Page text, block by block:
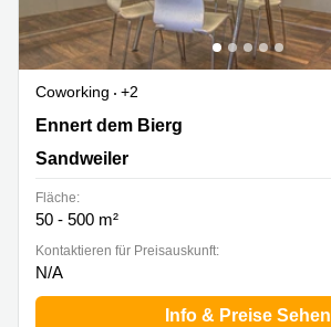
Coworking
+2
2b Ennert dem Bierg, Sandweiler
Ennert dem Bierg
Sandweiler
Fläche:
50 - 500 m²
Kontaktieren für Preisauskunft:
N/A
Info & Preise Sehen